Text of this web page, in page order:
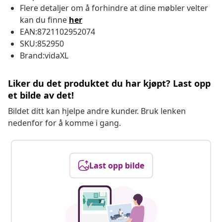
Flere detaljer om å forhindre at dine møbler velter
kan du finne her
EAN:8721102952074
SKU:852950
Brand:vidaXL
Liker du det produktet du har kjøpt? Last opp
et bilde av det!
Bildet ditt kan hjelpe andre kunder. Bruk lenken
nedenfor for å komme i gang.
Last opp bilde